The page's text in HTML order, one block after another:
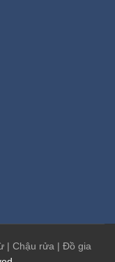
| Chậu rửa | Đồ gia